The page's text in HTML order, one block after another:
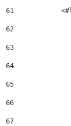
61
62
63
64
65
66
67